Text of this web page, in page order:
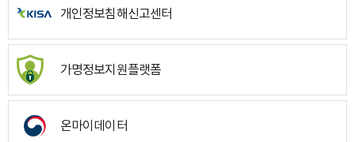
개인정보침해신고센터
가명정보지원플랫폼
온마이데이터